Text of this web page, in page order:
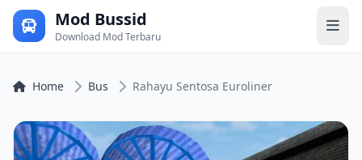
Mod Bussid
Download Mod Terbaru
Home Bus Rahayu Sentosa Euroliner